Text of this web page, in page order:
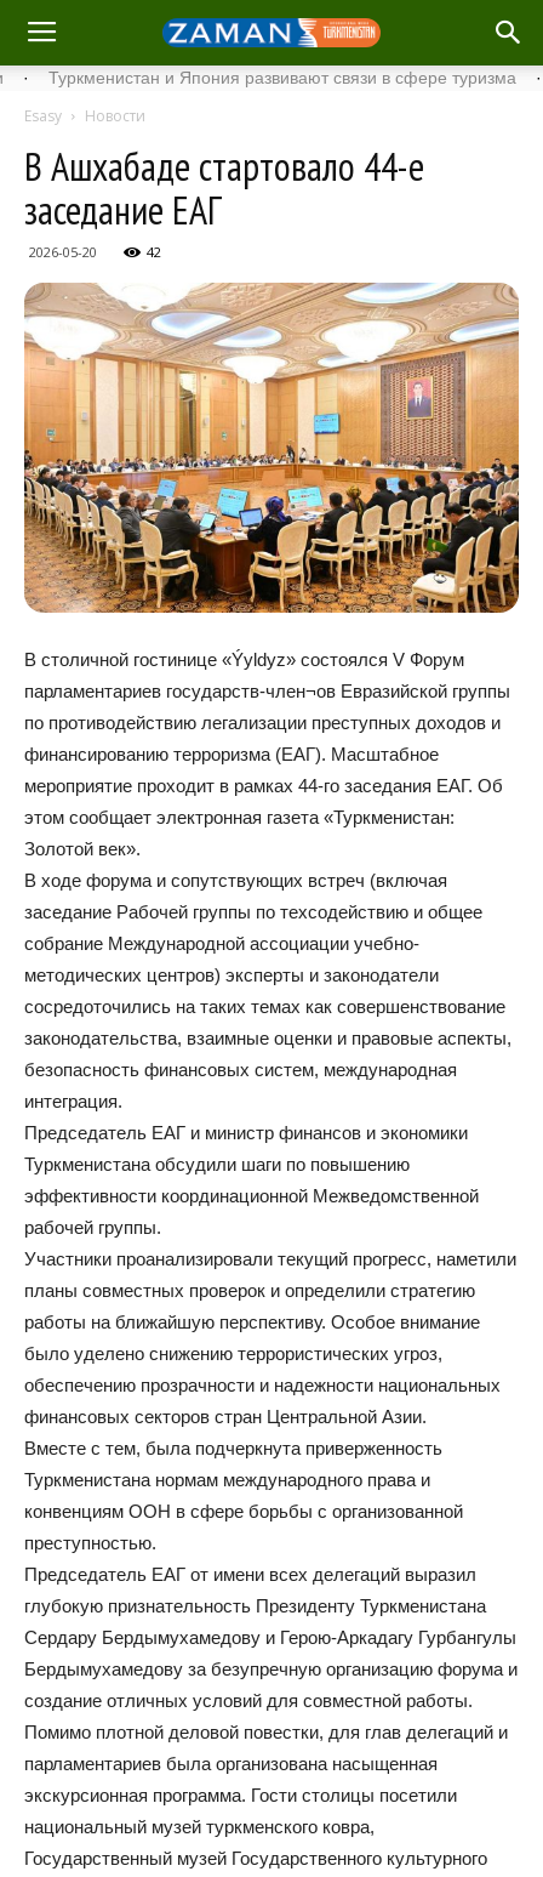
и Япония развивают связи в сфере туризма ·
Esasy Новости
В Ашхабаде стартовало 44-е
заседание ЕАГ
2026-05-20 42
В столичной гостинице «Ýyldyz» состоялся V Форум
парламентариев государств-член¬ов Евразийской группы
по противодействию легализации преступных доходов и
финансированию терроризма (ЕАГ). Масштабное
мероприятие проходит в рамках 44-го заседания ЕАГ. Об
этом сообщает электронная газета «Туркменистан:
Золотой век».
В ходе форума и сопутствующих встреч (включая
заседание Рабочей группы по техсодействию и общее
собрание Международной ассоциации учебно-
методических центров) эксперты и законодатели
сосредоточились на таких темах как совершенствование
законодательства, взаимные оценки и правовые аспекты,
безопасность финансовых систем, международная
интеграция.
Председатель ЕАГ и министр финансов и экономики
Туркменистана обсудили шаги по повышению
эффективности координационной Межведомственной
рабочей группы.
Участники проанализировали текущий прогресс, наметили
планы совместных проверок и определили стратегию
работы на ближайшую перспективу. Особое внимание
было уделено снижению террористических угроз,
обеспечению прозрачности и надежности национальных
финансовых секторов стран Центральной Азии.
Вместе с тем, была подчеркнута приверженность
Туркменистана нормам международного права и
конвенциям ООН в сфере борьбы с организованной
преступностью.
Председатель ЕАГ от имени всех делегаций выразил
глубокую признательность Президенту Туркменистана
Сердару Бердымухамедову и Герою-Аркадагу Гурбангулы
Бердымухамедову за безупречную организацию форума и
создание отличных условий для совместной работы.
Помимо плотной деловой повестки, для глав делегаций и
парламентариев была организована насыщенная
экскурсионная программа. Гости столицы посетили
национальный музей туркменского ковра,
Государственный музей Государственного культурного